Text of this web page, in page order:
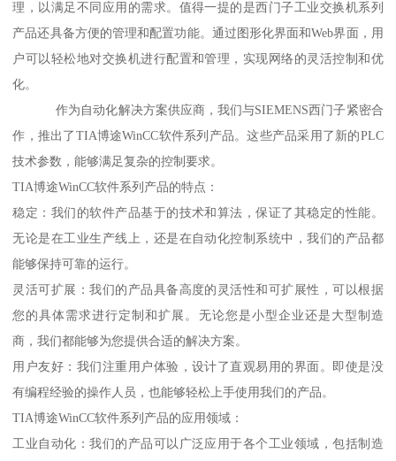
理，以满足不同应用的需求。值得一提的是西门子工业交换机系列
产品还具备方便的管理和配置功能。通过图形化界面和Web界面，用
户可以轻松地对交换机进行配置和管理，实现网络的灵活控制和优
化。
作为自动化解决方案供应商，我们与SIEMENS西门子紧密合
作，推出了TIA博途WinCC软件系列产品。这些产品采用了新的PLC
技术参数，能够满足复杂的控制要求。
TIA博途WinCC软件系列产品的特点：
稳定：我们的软件产品基于的技术和算法，保证了其稳定的性能。
无论是在工业生产线上，还是在自动化控制系统中，我们的产品都
能够保持可靠的运行。
灵活可扩展：我们的产品具备高度的灵活性和可扩展性，可以根据
您的具体需求进行定制和扩展。无论您是小型企业还是大型制造
商，我们都能够为您提供合适的解决方案。
用户友好：我们注重用户体验，设计了直观易用的界面。即使是没
有编程经验的操作人员，也能够轻松上手使用我们的产品。
TIA博途WinCC软件系列产品的应用领域：
工业自动化：我们的产品可以广泛应用于各个工业领域，包括制造